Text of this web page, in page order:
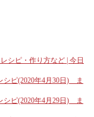
シピ・作り方など | 今日
シピ(2020年4月30日) ま
シピ(2020年4月29日) ま